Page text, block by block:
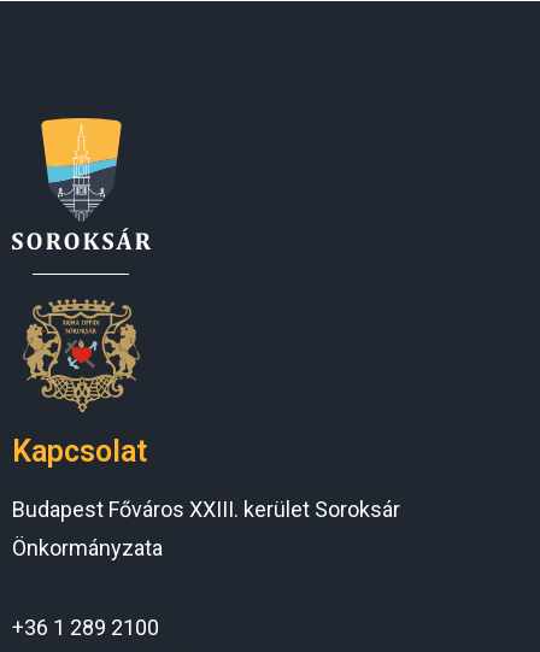
Kapcsolat
Budapest Főváros XXIII. kerület Soroksár
Önkormányzata
+36 1 289 2100